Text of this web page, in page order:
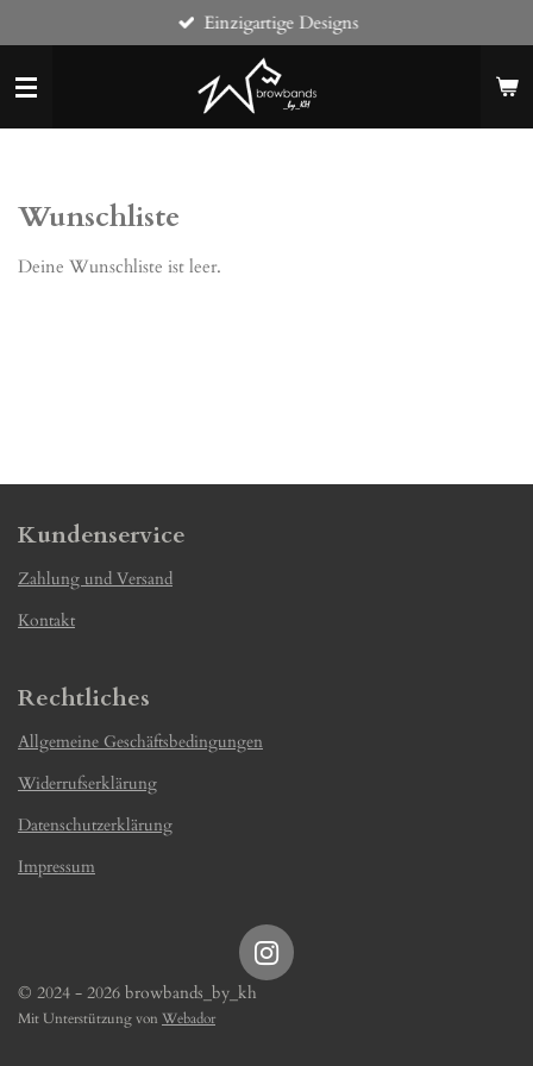
Hauptinhalt
springen
Einzigartige Designs
Wunschliste
Deine Wunschliste ist leer.
Kundenservice
Zahlung und Versand
Kontakt
Rechtliches
Allgemeine Geschäftsbedingungen
Widerrufserklärung
Datenschutzerklärung
Impressum
I
n
© 2024 - 2026 browbands_by_kh
Mit Unterstützung von Webador